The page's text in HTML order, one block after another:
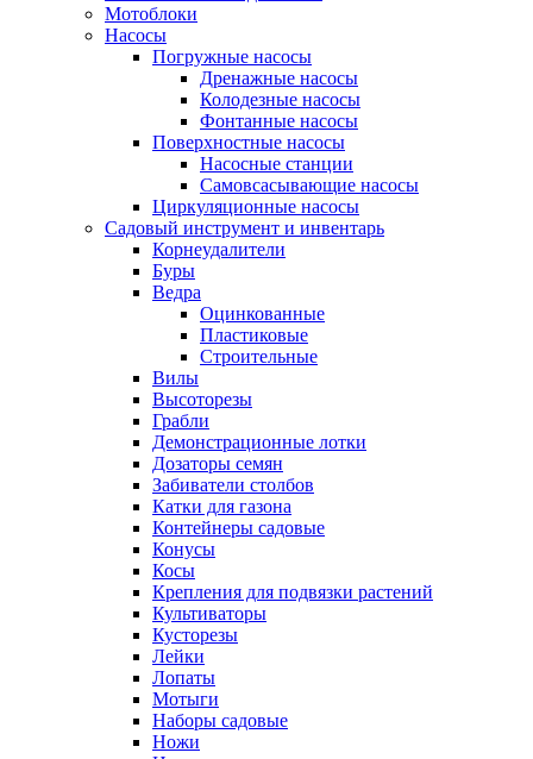
Мотоблоки
Насосы
Погружные насосы
Дренажные насосы
Колодезные насосы
Фонтанные насосы
Поверхностные насосы
Насосные станции
Самовсасывающие насосы
Циркуляционные насосы
Садовый инструмент и инвентарь
Корнеудалители
Буры
Ведра
Оцинкованные
Пластиковые
Строительные
Вилы
Высоторезы
Грабли
Демонстрационные лотки
Дозаторы семян
Забиватели столбов
Катки для газона
Контейнеры садовые
Конусы
Косы
Крепления для подвязки растений
Культиваторы
Кусторезы
Лейки
Лопаты
Мотыги
Наборы садовые
Ножи